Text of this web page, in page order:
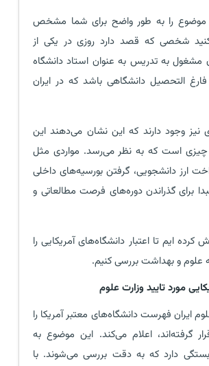
موضوع را به طور واضح برای شما مشخص
شخصی که قصد دارد روزی در یکی از
مشغول به تدریس به عنوان استاد دانشگاه
التحصیل دانشگاهی باشد که در ایران
نیز وجود دارند که این نشان می‌دهند این
چیزی است که به نظر می‌رسد. مواردی مثل
ارز دانشجویی، گرفتن بورسیه‌های داخلی
برای گذراندن دوره‌های فرصت مطالعاتی و
ایم تا اعتبار دانشگاه‌های آمریکایی را
علوم و بهداشت بررسی کنیم.
مورد تایید وزارت علوم
ایران فهرست دانشگاه‌های معتبر آمریکا را
گرفته‌اند، اعلام می‌کند. این موضوع به
دارد که به دقت بررسی می‌شوند. با